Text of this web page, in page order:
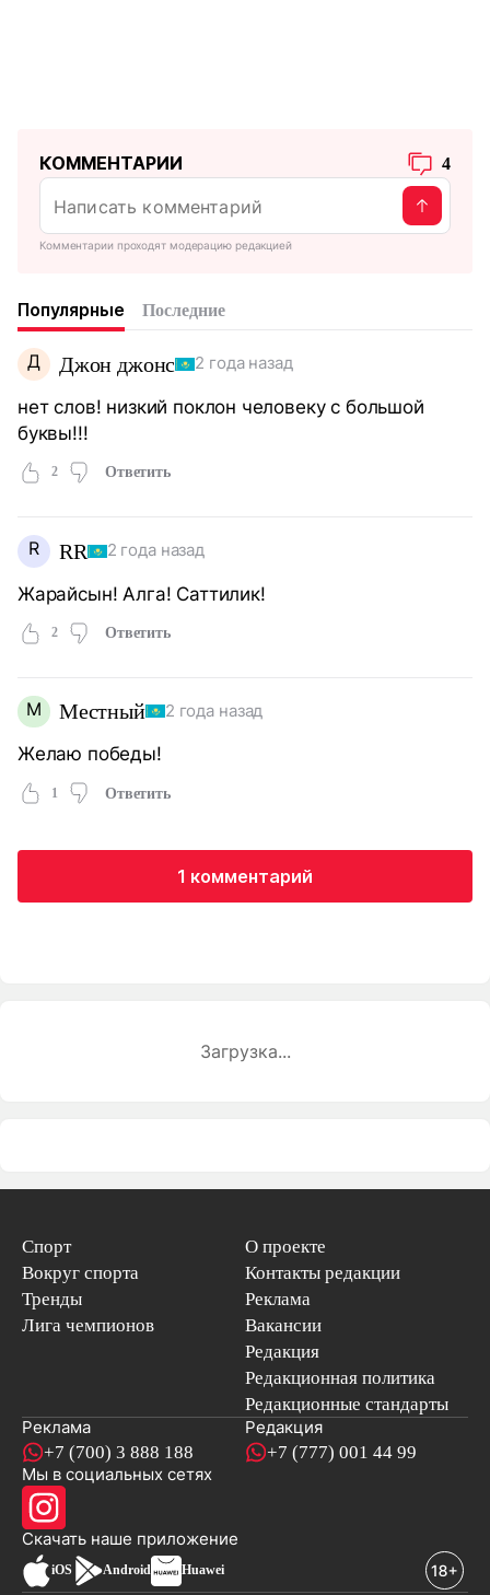
КОММЕНТАРИИ 4
Комментарии проходят модерацию редакцией
Популярные Последние
Д Джон джонс 2 года назад
нет слов! низкий поклон человеку с большой
буквы!!!
2 Ответить
R RR 2 года назад
Жарайсын! Алга! Саттилик!
2 Ответить
М Местный 2 года назад
Желаю победы!
1 Ответить
1 комментарий
Загрузка...
Спорт
Вокруг спорта
Тренды
Лига чемпионов
О проекте
Контакты редакции
Реклама
Вакансии
Редакция
Редакционная политика
Редакционные стандарты
Реклама
+7 (700) 3 888 188
Редакция
+7 (777) 001 44 99
Мы в социальных сетях
Скачать наше приложениеновостей
iOS Android Huawei